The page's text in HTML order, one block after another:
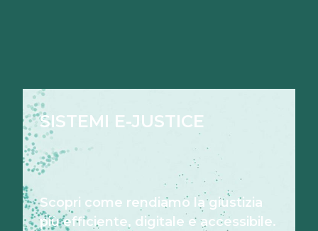
SISTEMI E-JUSTICE
Scopri come rendiamo la giustizia
più efficiente, digitale e accessibile.